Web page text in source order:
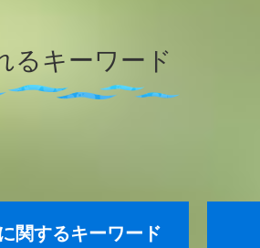
るキーワード
関するキーワード